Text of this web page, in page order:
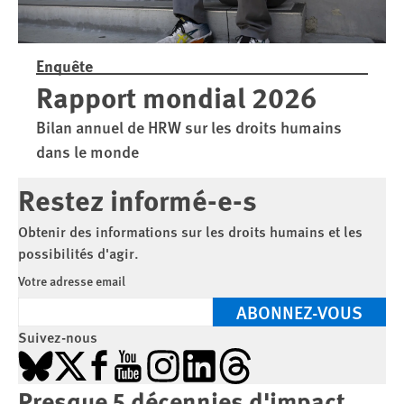
Enquête
Rapport mondial 2026
Bilan annuel de HRW sur les droits humains
dans le monde
Restez informé-e-s
Obtenir des informations sur les droits humains et les
possibilités d'agir.
Votre adresse email
ABONNEZ-VOUS
Suivez-nous
Bluesky
X Facebook
YouTubeInstagramLinkedInThreads